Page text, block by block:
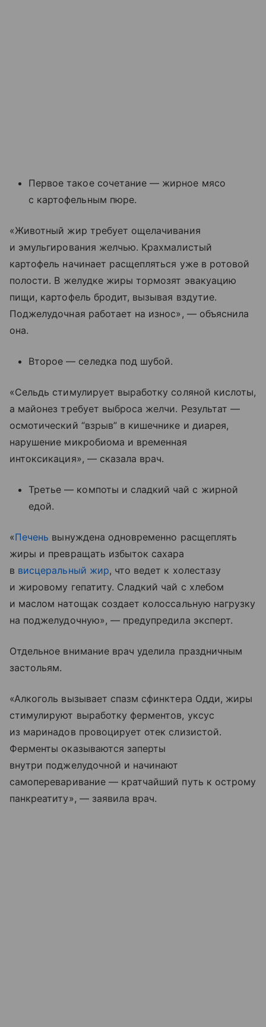
Первое такое сочетание — жирное мясо
с картофельным пюре.
«Животный жир требует ощелачивания
и эмульгирования желчью. Крахмалистый
картофель начинает расщепляться уже в ротовой
полости. В желудке жиры тормозят эвакуацию
пищи, картофель бродит, вызывая вздутие.
Поджелудочная работает на износ», — объяснила
она.
Второе — селедка под шубой.
«Сельдь стимулирует выработку соляной кислоты,
а майонез требует выброса желчи. Результат —
осмотический “взрыв” в кишечнике и диарея,
нарушение микробиома и временная
интоксикация», — сказала врач.
Третье — компоты и сладкий чай с жирной
едой.
«Печень вынуждена одновременно расщеплять
жиры и превращать избыток сахара
в висцеральный жир, что ведет к холестазу
и жировому гепатиту. Сладкий чай с хлебом
и маслом натощак создает колоссальную нагрузку
на поджелудочную», — предупредила эксперт.
Отдельное внимание врач уделила праздничным
застольям.
«Алкоголь вызывает спазм сфинктера Одди, жиры
стимулируют выработку ферментов, уксус
из маринадов провоцирует отек слизистой.
Ферменты оказываются заперты
внутри поджелудочной и начинают
самопереваривание — кратчайший путь к острому
панкреатиту», — заявила врач.